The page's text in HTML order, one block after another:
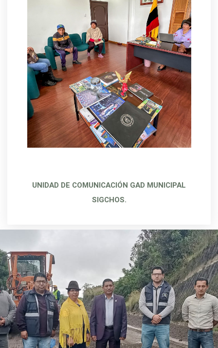
UNIDAD DE COMUNICACIÓN GAD MUNICIPAL
SIGCHOS.